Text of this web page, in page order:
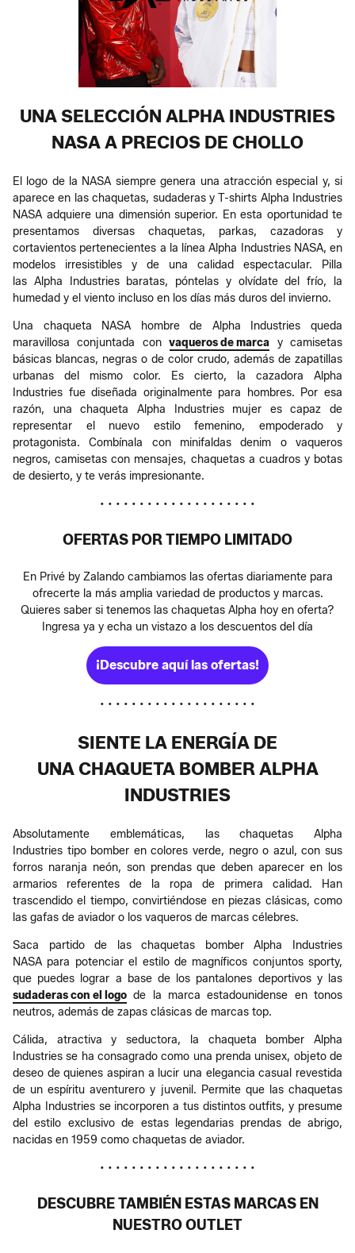
UNA SELECCIÓN ALPHA INDUSTRIES
NASA A PRECIOS DE CHOLLO
El logo de la NASA siempre genera una atracción especial y, si
aparece en las chaquetas, sudaderas y T-shirts Alpha Industries
NASA adquiere una dimensión superior. En esta oportunidad te
presentamos diversas chaquetas, parkas, cazadoras y
cortavientos pertenecientes a la línea Alpha Industries NASA, en
modelos irresistibles y de una calidad espectacular. Pilla
las Alpha Industries baratas, póntelas y olvídate del frío, la
humedad y el viento incluso en los días más duros del invierno.
Una chaqueta NASA hombre de Alpha Industries queda
maravillosa conjuntada convaqueros de marca y camisetas
básicas blancas, negras o de color crudo, además de zapatillas
urbanas del mismo color. Es cierto, la cazadora Alpha
Industries fue diseñada originalmente para hombres. Por esa
razón, una chaqueta Alpha Industries mujer es capaz de
representar el nuevo estilo femenino, empoderado y
protagonista. Combínala con minifaldas denim o vaqueros
negros, camisetas con mensajes, chaquetas a cuadros y botas
de desierto, y te verás impresionante.
• • • • • • • • • • • • • • • • • • • •
OFERTAS POR TIEMPO LIMITADO
En Privé by Zalando cambiamos las ofertas diariamente para
ofrecerte la más amplia variedad de productos y marcas.
Quieres saber si tenemos las chaquetas Alpha hoy en oferta?
Ingresa ya y echa un vistazo a los descuentos del día
¡Descubre aquí las ofertas!
• • • • • • • • • • • • • • • • • • • •
SIENTE LA ENERGÍA DE
UNA CHAQUETA BOMBER ALPHA
INDUSTRIES
Absolutamente emblemáticas, las chaquetas Alpha
Industries tipo bomber en colores verde, negro o azul, con sus
forros naranja neón, son prendas que deben aparecer en los
armarios referentes de la ropa de primera calidad. Han
trascendido el tiempo, convirtiéndose en piezas clásicas, como
las gafas de aviador o los vaqueros de marcas célebres.
Saca partido de las chaquetas bomber Alpha Industries
NASA para potenciar el estilo de magníficos conjuntos sporty,
que puedes lograr a base de los pantalones deportivos y las
sudaderas con el logo de la marca estadounidense en tonos
neutros, además de zapas clásicas de marcas top.
Cálida, atractiva y seductora, la chaqueta bomber Alpha
Industries se ha consagrado como una prenda unisex, objeto de
deseo de quienes aspiran a lucir una elegancia casual revestida
de un espíritu aventurero y juvenil. Permite que las chaquetas
Alpha Industries se incorporen a tus distintos outfits, y presume
del estilo exclusivo de estas legendarias prendas de abrigo,
nacidas en 1959 como chaquetas de aviador.
• • • • • • • • • • • • • • • • • • • •
DESCUBRE TAMBIÉN ESTAS MARCAS EN
NUESTRO OUTLET